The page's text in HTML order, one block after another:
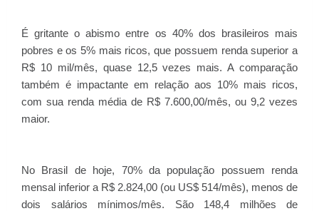
É gritante o abismo entre os 40% dos brasileiros mais
pobres e os 5% mais ricos, que possuem renda superior a
R$ 10 mil/mês, quase 12,5 vezes mais. A comparação
também é impactante em relação aos 10% mais ricos,
com sua renda média de R$ 7.600,00/mês, ou 9,2 vezes
maior.
No Brasil de hoje, 70% da população possuem renda
mensal inferior a R$ 2.824,00 (ou US$ 514/mês), menos de
dois salários mínimos/mês. São 148,4 milhões de